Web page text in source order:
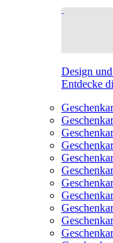
Design
Entdecke